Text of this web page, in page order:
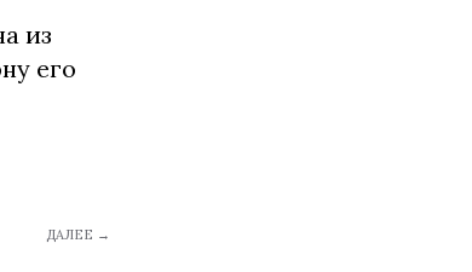
из
его
ДАЛЕЕ →